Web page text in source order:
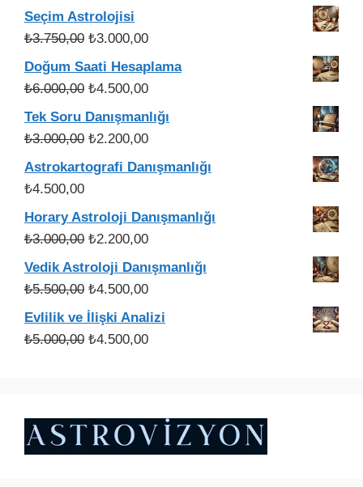
fiyat:
₺5.000,00.fiyat:
Seçim Astrolojisi
₺3.750,00 Orijinal
fiyat:
₺3.750,00.
₺3.000,00Şu
andaki
fiyat:
Doğum Saati Hesaplama
₺6.000,00 Orijinal
fiyat:
₺6.000,00.
₺4.500,00Şu
andaki
fiyat:
Tek Soru Danışmanlığı
₺3.000,00 Orijinal
fiyat:
₺2.200,00Şu
Astrokartografi Danışmanlığı
₺4.500,00
Horary Astroloji Danışmanlığı
₺3.000,00 Orijinal
fiyat:
₺3.000,00.
₺2.200,00Şu
fiyat:
Vedik Astroloji Danışmanlığı
₺5.500,00 Orijinal
fiyat:
₺5.500,00.
₺4.500,00Şu
andaki
fiyat:
Evlilik ve İlişki Analizi
₺5.000,00 Orijinal
₺4.500,00Şu